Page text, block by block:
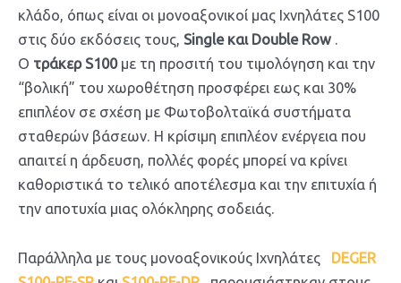
κλάδο, όπως είναι οι μονοαξονικοί μας Ιχνηλάτες S100
στις δύο εκδόσεις τους, Single και Double Row .
Ο τράκερ S100με τη προσιτή του τιμολόγηση και την
“βολική” του χωροθέτηση προσφέρει εως και 30%
επιπλέον σε σχέση με Φωτοβολταϊκά συστήματα
σταθερών βάσεων. Η κρίσιμη επιπλέον ενέργεια που
απαιτεί η άρδευση, πολλές φορές μπορεί να κρίνει
καθοριστικά το τελικό αποτέλεσμα και την επιτυχία ή
την αποτυχία μιας ολόκληρης σοδειάς.
Παράλληλα με τους μονοαξονικούς Ιχνηλάτες
DEGER